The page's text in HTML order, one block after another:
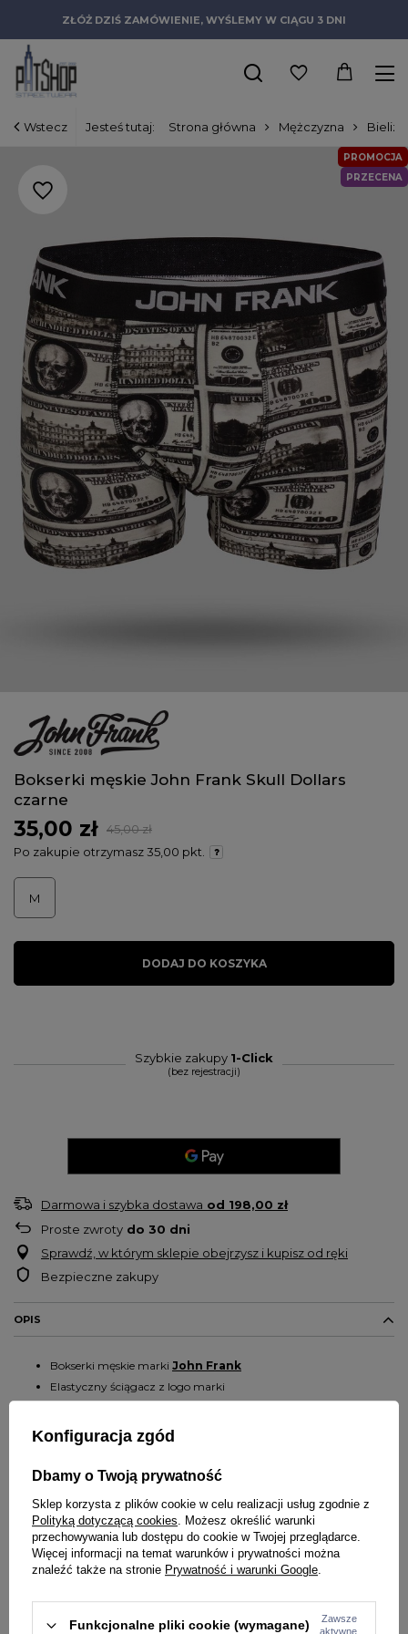
ZŁÓŻ DZIŚ ZAMÓWIENIE, WYŚLEMY W CIĄGU 3 DNI
Wstecz Jesteś tutaj: Strona główna Mężczyzna
PROMOCJA
PRZECENA
Bokserki męskie John Frank Skull Dollars
czarne
35,00 zł
45,00 zł
Po zakupie otrzymasz35,00 pkt.
M
DODAJ DO KOSZYKA
Szybkie zakupy 1-Click
(bez rejestracji)
Darmowa i szybka dostawa od 198,00 zł
Proste zwroty do 30 dni
Sprawdź, w którym sklepie obejrzysz i kupisz od ręki
Bezpieczne zakupy
OPIS
Bokserki męskie marki John Frank
Elastyczny ściągacz z logo marki
Nadruk na całej powierzchni materiału
Tkanina rozciąga się swobodnie we wszystkich kierunkach, dzięki
zastosowaniu systemu4-way stretch
dla zdrowia
Skład: 95% bawełna i 5% elastan
UWAGA: Bielizna jako produkt higieniczny nie podlega zwrotom ani
Konfiguracja zgód
Dbamy o Twoją prywatność
Sklep korzysta z plików cookie w celu realizacji usług zgodnie z
Polityką dotyczącą cookies. Możesz określić warunki
przechowywania lub dostępu do cookie w Twojej przeglądarce.
Więcej informacji na temat warunków i prywatności można
znaleźć także na stronie Prywatność i warunki Google.
Funkcjonalne pliki cookie (wymagane)
Zawsze
aktywne